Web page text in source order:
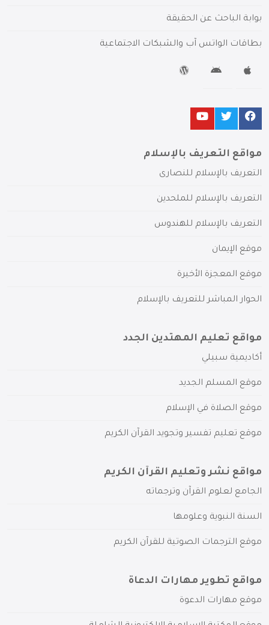
بوابة الباحث عن الحقيقة
بطاقات الواتس آب والشبكات الاجتماعية
مواقع التعريف بالإسلام
التعريف بالإسلام للنصارى
التعريف بالإسلام للملحدين
التعريف بالإسلام للهندوس
موقع الإيمان
موقع المعجزة الأخيرة
الحوار المباشر للتعريف بالإسلام
مواقع تعليم المهتدين الجدد
أكاديمية سبيلي
موقع المسلم الجديد
موقع الصلاة في الإسلام
موقع تعليم تفسير وتجويد القرآن الكريم
مواقع نشر وتعليم القرآن الكريم
الجامع لعلوم القرآن وترجماته
السنة النبوية وعلومها
موقع الترجمات الصوتية للقرآن الكريم
مواقع تطوير مهارات الدعاة
موقع مهارات الدعوة